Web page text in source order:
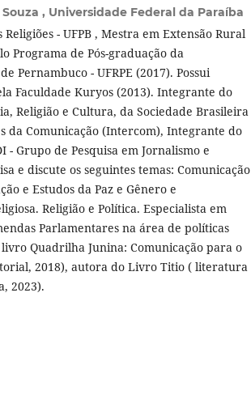
, Universidade Federal da Paraíba
- UFPB , Mestra em Extensão Rural
Programa de Pós-graduação da
Pernambuco - UFRPE (2017). Possui
Faculdade Kuryos (2013). Integrante do
Religião e Cultura, da Sociedade Brasileira
da Comunicação (Intercom), Integrante do
- Grupo de Pesquisa em Jornalismo e
e discute os seguintes temas: Comunicação
e Estudos da Paz e Gênero e
Religião e Política. Especialista em
Parlamentares na área de políticas
Quadrilha Junina: Comunicação para o
2018), autora do Livro Titio ( literatura
2023).